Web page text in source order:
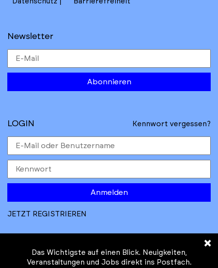
Newsletter
Abonnieren
LOGIN Kennwort vergessen?
Anmelden
JETZT REGISTRIEREN
×
Das Wichtigste auf einen Blick. Neuigkeiten,
Veranstaltungen und Jobs direkt ins Postfach.